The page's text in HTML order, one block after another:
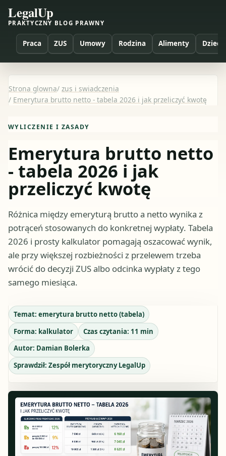
LegalUp
PRAKTYCZNY BLOG PRAWNY
Praca ZUS Umowy Rodzina Alimenty Dzieci
Strona glowna/ zus i swiadczenia
/ Emerytura brutto netto - tabela 2026 i jak przeliczyć kwotę
WYLICZENIE I ZASADY
Emerytura brutto netto
- tabela 2026 i jak
przeliczyć kwotę
Różnica między emeryturą brutto a netto wynika z
potrąceń stosowanych do konkretnej wypłaty. Tabela
2026 i prosty kalkulator pomagają oszacować wynik,
ale przy większej rozbieżności z przelewem trzeba
wrócić do decyzji ZUS albo odcinka wypłaty z tego
samego miesiąca.
Temat: emerytura brutto netto (tabela)
Forma: kalkulator Czas czytania: 11 min
Autor: Damian Bolerka
Sprawdził: Zespół merytoryczny LegalUp